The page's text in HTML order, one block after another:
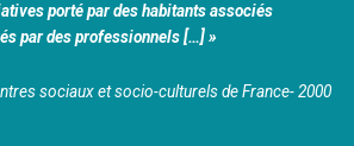
porté par des habitants associés
par des professionnels […] »
sociaux et socio-culturels de France- 2000